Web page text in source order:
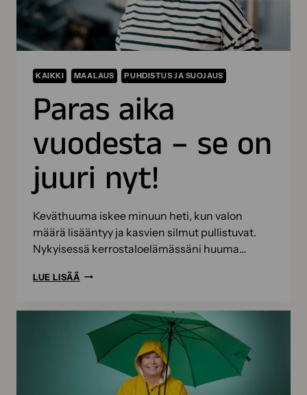
KAIKKI MAALAUS PUHDISTUS JA SUOJAUS
Paras aika
vuodesta – se on
juuri nyt!
Keväthuuma iskee minuun heti, kun valon
määrä lisääntyy ja kasvien silmut pullistuvat.
Nykyisessä kerrostaloelämässäni huuma…
LUE LISÄÄ PARAS
SE